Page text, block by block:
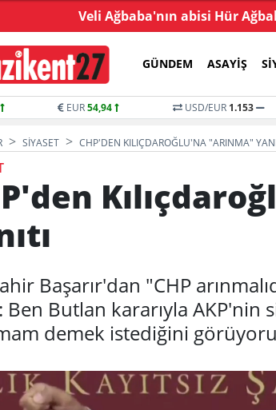
Veli Ağbaba'nın abisi Hür
GÜNDEM ASAYIŞ
EUR54,94 USD/EUR 1.153
SIYASET CHP'DEN KILIÇDAROĞLU'NA "ARINMA"
Başarır'dan "CHP
Ben Butlan kararıyla AKP'nin
demek istediğini